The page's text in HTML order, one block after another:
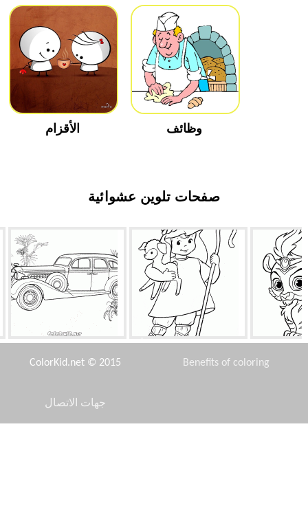
الأقزام وظائف
صفحات تلوين عشوائية
زيس - 101 دعوى عيد الميلاد مع لحم الضأن
ColorKid.net © 2015 Benefits of coloring
جهات الاتصال